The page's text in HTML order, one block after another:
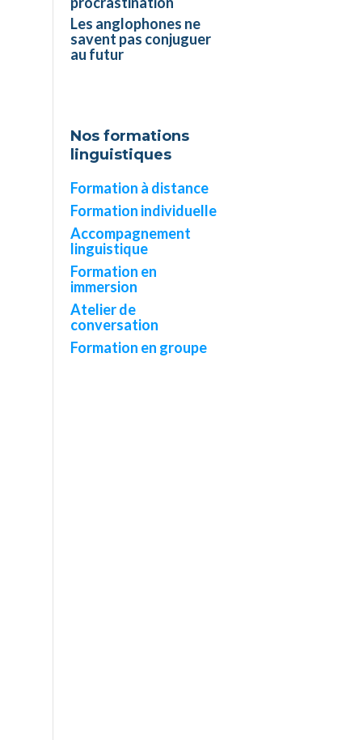
Les anglophones ne
savent pas conjuguer
au futur
Nos formations
linguistiques
Formation à distance
Formation individuelle
Accompagnement
linguistique
Formation en
immersion
Atelier de
conversation
Formation en groupe